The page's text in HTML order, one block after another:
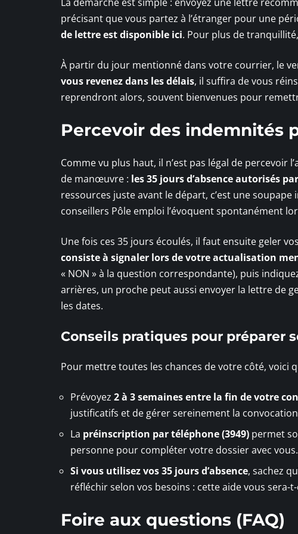
précisant que vous partez à l’étranger pour une
de lettre est disponible ici. Pour plus de
À partir du jour mentionné dans votre courrier, le
vous revenez dans les délais, il suffira de vous
reprendront alors, souvent bienvenues pour
Percevoir des indemnités
Comme vu plus haut, il n’est pas légal de percevoir
de manœuvre : les 35 jours d’absence autorisés
ressources juste avant le départ, c’est une soupape
conseillers Pôle emploi l’évoquent spontanément
Une fois ces 35 jours écoulés, il faut ensuite geler
consiste à signaler lors de votre actualisation
« NON » à la question correspondante), puis
arrières, un proche peut aussi envoyer la lettre de
les dates.
Conseils pratiques pour préparer
Pour mettre toutes les chances de votre côté, voici
Prévoyez 2 à 3 semaines entre la fin de votre
justificatifs et de gérer sereinement la
La préinscription par téléphone (3949) permet
personne pour compléter votre dossier avec
Si vous utilisez vos 35 jours d’absence, sachez
réfléchir selon vos besoins : cette aide vous sera-
Foire aux questions (FAQ)